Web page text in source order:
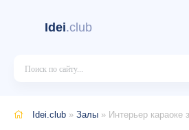
Idei.club
Idei.club » Залы » Интерьер караоке